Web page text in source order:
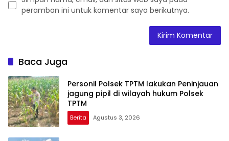
peramban ini untuk komentar saya berikutnya.
Baca Juga
Personil Polsek TPTM lakukan Peninjauan
jagung pipil di wilayah hukum Polsek
TPTM
Berita Agustus 3, 2026